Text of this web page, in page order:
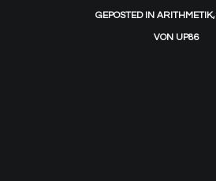
GEPOSTED IN ARITHMETIK,
VON UP86